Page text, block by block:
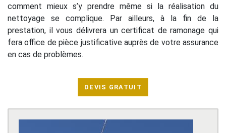
comment mieux s’y prendre même si la réalisation du
nettoyage se complique. Par ailleurs, à la fin de la
prestation, il vous délivrera un certificat de ramonage qui
fera office de pièce justificative auprès de votre assurance
en cas de problèmes.
DEVIS GRATUIT